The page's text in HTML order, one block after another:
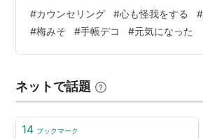
触っちゃだめ🖐️無理して動かしちゃだ
ることができますが、心の傷は見えな
ね・・・ 周りのちょっとした言葉や行
ると回復に時間がかかるのと、急に眠
気をつけないといけないことが多く、
#カウンセリング #心も怪我をする #
#梅みそ #手帳デコ #元気になった
ネットで話題
14 ブックマーク